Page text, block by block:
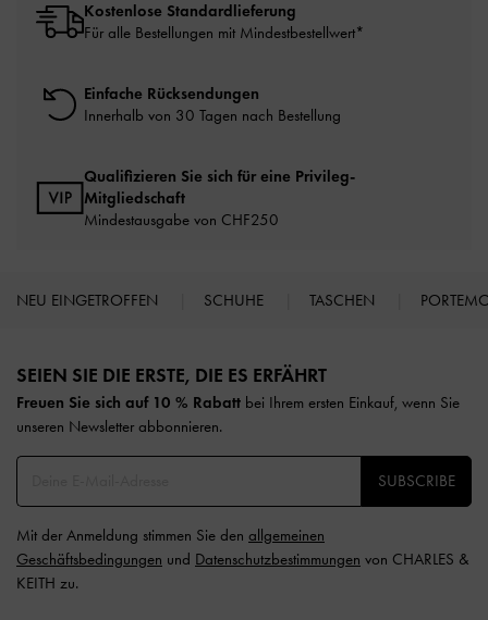
Kostenlose Standardlieferung
Für alle Bestellungen mit Mindestbestellwert*
Einfache Rücksendungen
Innerhalb von 30 Tagen nach Bestellung
Qualifizieren Sie sich für eine Privileg-
Mitgliedschaft
Mindestausgabe von CHF250
NEU EINGETROFFEN SCHUHE TASCHEN
SEIEN SIE DIE ERSTE, DIE ES ERFÄHRT​
Freuen Sie sich auf 10 % Rabatt bei Ihrem ersten Einkauf, wenn Sie
unseren Newsletter abbonnieren.​
SUBSCRIBE
Mit der Anmeldung stimmen Sie den allgemeinen
Geschäftsbedingungen und Datenschutzbestimmungen von CHARLES &
KEITH zu.